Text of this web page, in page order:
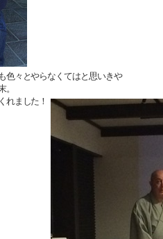
色々とやらなくてはと思いきや
れました！